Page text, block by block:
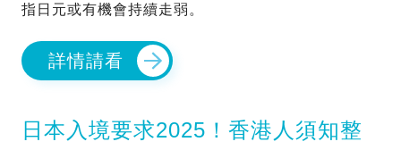
指日元或有機會持續走弱。
詳情請看
日本入境要求2025！香港人須知整